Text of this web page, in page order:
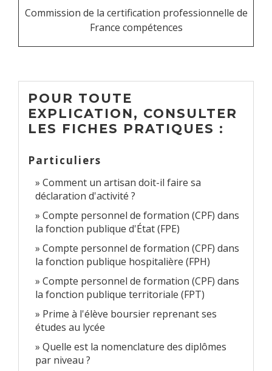
Commission de la certification professionnelle de
France compétences
POUR TOUTE
EXPLICATION, CONSULTER
LES FICHES PRATIQUES :
Particuliers
Comment un artisan doit-il faire sa
déclaration d'activité ?
Compte personnel de formation (CPF) dans
la fonction publique d'État (FPE)
Compte personnel de formation (CPF) dans
la fonction publique hospitalière (FPH)
Compte personnel de formation (CPF) dans
la fonction publique territoriale (FPT)
Prime à l'élève boursier reprenant ses
études au lycée
Quelle est la nomenclature des diplômes
par niveau ?